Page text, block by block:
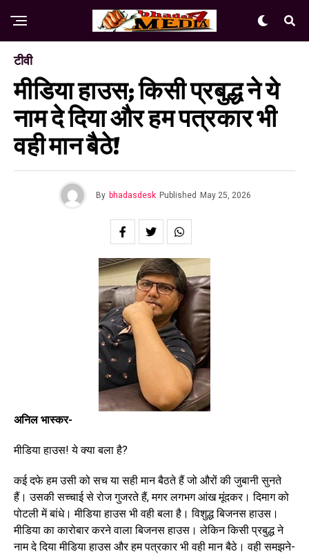
टीवी
मीडिया हाउस; किसी प्रबुद्ध ने ये
नाम दे दिया और हम पत्रकार भी
वही मान बैठे!
By bhadasdesk Published May 25, 2026
अनिल भास्कर-
मीडिया हाउस! ये क्या बला है?
कई दफे हम उसी को सच या सही मान बैठते हैं जो औरों की जुबानी सुनते
हैं। उसकी सच्चाई से रोज गुजरते हैं, मगर लगभग आंख मूंदकर। दिमाग को
पोटली में बांधे। मीडिया हाउस भी वही बला है। विशुद्ध बिजनस हाउस।
मीडिया का कारोबार करने वाला बिजनस हाउस। लेकिन किसी प्रबुद्ध ने
नाम दे दिया मीडिया हाउस और हम पत्रकार भी वही मान बैठे। वही समझने-